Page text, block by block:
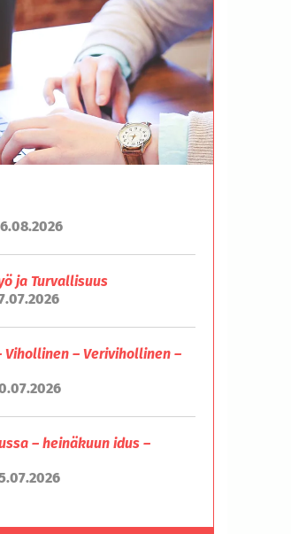
ja Turvallisuus
Vihollinen – Verivihollinen –
– heinäkuun idus –